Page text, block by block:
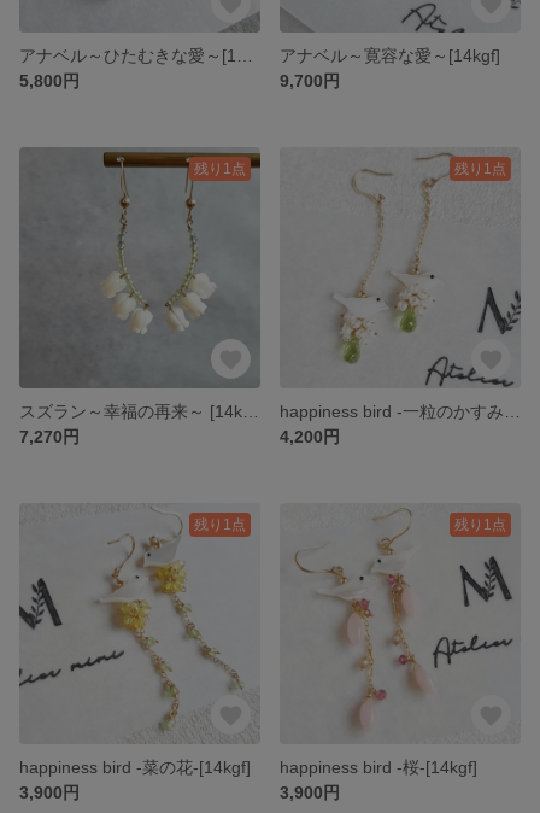
5,800円
アナベル～寛容な愛～[14kgf]
9,700円
残り1点
7,270円
残り1点
4,200円
残り1点
happiness bird -菜の花-[14kgf]
3,900円
残り1点
happiness bird -桜-[14kgf]
3,900円